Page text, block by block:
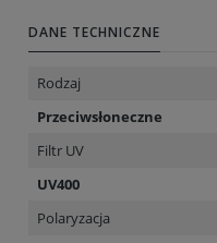
DANE TECHNICZNE
Rodzaj
Przeciwsłoneczne
Filtr UV
UV400
Polaryzacja